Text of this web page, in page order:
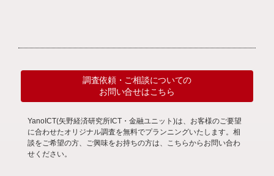
調査依頼・ご相談についての
お問い合せはこちら
YanoICT(矢野経済研究所ICT・金融ユニット)は、お客様のご要望
に合わせたオリジナル調査を無料でプランニングいたします。相
談をご希望の方、ご興味をお持ちの方は、こちらからお問い合わ
せください。